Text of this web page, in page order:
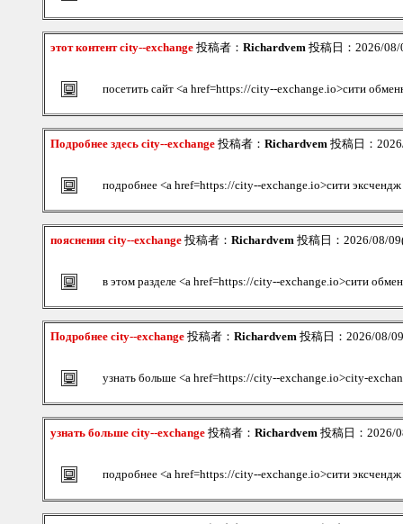
этот контент city--exchange 投稿者： Richardvem 投稿日：2026/
посетить сайт <a href=https://city--exchange.io>сити
Подробнее здесь city--exchange 投稿者： Richardvem 投稿日：
подробнее <a href=https://city--exchange.io>сити
пояснения city--exchange 投稿者： Richardvem 投稿日：2026/08/
в этом разделе <a href=https://city--exchange.io>сити
Подробнее city--exchange 投稿者： Richardvem 投稿日：2026/08/
узнать больше <a href=https://city--exchange.io>city-
узнать больше city--exchange 投稿者： Richardvem 投稿日：2026/
подробнее <a href=https://city--exchange.io>сити